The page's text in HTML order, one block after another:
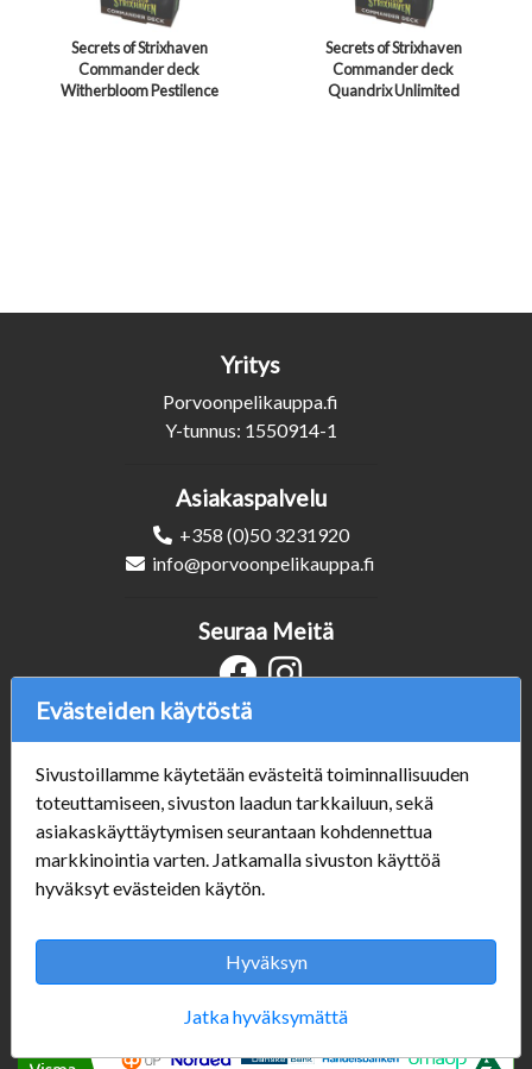
Secrets of Strixhaven
Commander deck
Witherbloom Pestilence
Secrets of Strixhaven
Commander deck
Quandrix Unlimited
Yritys
Porvoonpelikauppa.fi
Y-tunnus: 1550914-1
Asiakaspalvelu
+358 (0)50 3231920
info@porvoonpelikauppa.fi
Verkkokauppa
#Yhteiskuntavastuu
#porvoonsithlord
Tilaus- ja toimitusehdot
ALE TUOTTEET
Mannerheiminkatu 10
Seuraa Meitä
Evästeiden käytöstä
Sivustoillamme käytetään evästeitä toiminnallisuuden
toteuttamiseen, sivuston laadun tarkkailuun, sekä
asiakaskäyttäytymisen seurantaan kohdennettua
markkinointia varten. Jatkamalla sivuston käyttöä
hyväksyt evästeiden käytön.
Hyväksyn
Jatka hyväksymättä